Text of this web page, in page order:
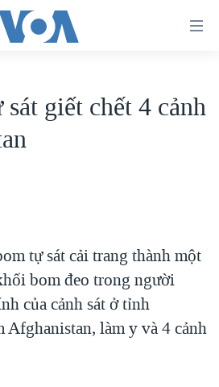
MẠI CỦA MỸ: QUÁ KHỨ VÀ HIỆN
giết chết 4 cảnh
tự sát cải trang thành một
bom đeo trong người
của cảnh sát ở tỉnh
Afghanistan, làm y và 4 cảnh